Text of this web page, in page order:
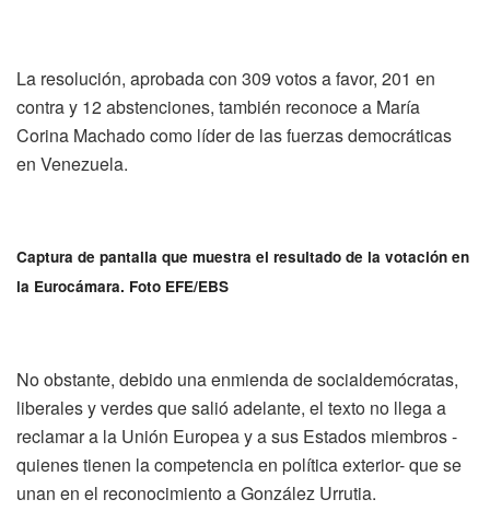
La resolución, aprobada con 309 votos a favor, 201 en
contra y 12 abstenciones, también reconoce a María
Corina Machado como líder de las fuerzas democráticas
en Venezuela.
Captura de pantalla que muestra el resultado de la votación en
la Eurocámara. Foto EFE/EBS
No obstante, debido una enmienda de socialdemócratas,
liberales y verdes que salió adelante, el texto no llega a
reclamar a la Unión Europea y a sus Estados miembros -
quienes tienen la competencia en política exterior- que se
unan en el reconocimiento a González Urrutia.